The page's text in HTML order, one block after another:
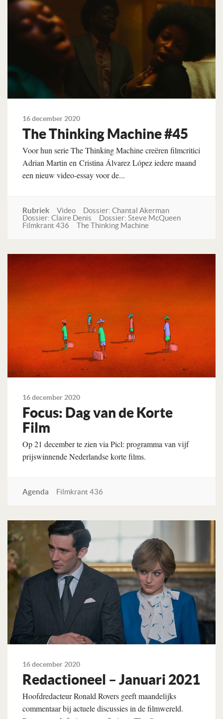
16 december 2020
The Thinking Machine #45
Voor hun serie The Thinking Machine creëren filmcritici
Adrian Martin en Cristina Álvarez López iedere maand
een nieuw video-essay voor de...
Rubriek Video
Dossier: Chantal Akerman
Dossier: Claire Denis
Dossier: Steve McQueen
Filmkrant 436
The Thinking Machine
Lees verder
16 december 2020
Focus: Dag van de Korte
Film
Op 21 december te zien via Picl: programma van vijf
prijswinnende Nederlandse korte films.
Agenda Filmkrant 436
Lees verder
16 december 2020
Redactioneel – Januari 2021
Hoofdredacteur Ronald Rovers geeft maandelijks
commentaar bij actuele discussies in de filmwereld.